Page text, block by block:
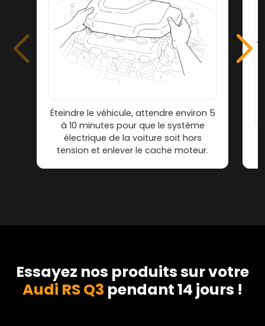
Éteindre le véhicule, attendre environ 5
à 10 minutes pour que le système
électrique de la voiture soit hors
tension et enlever le cache moteur.
Essayez nos produits sur votre
Audi RS Q3 pendant 14 jours !